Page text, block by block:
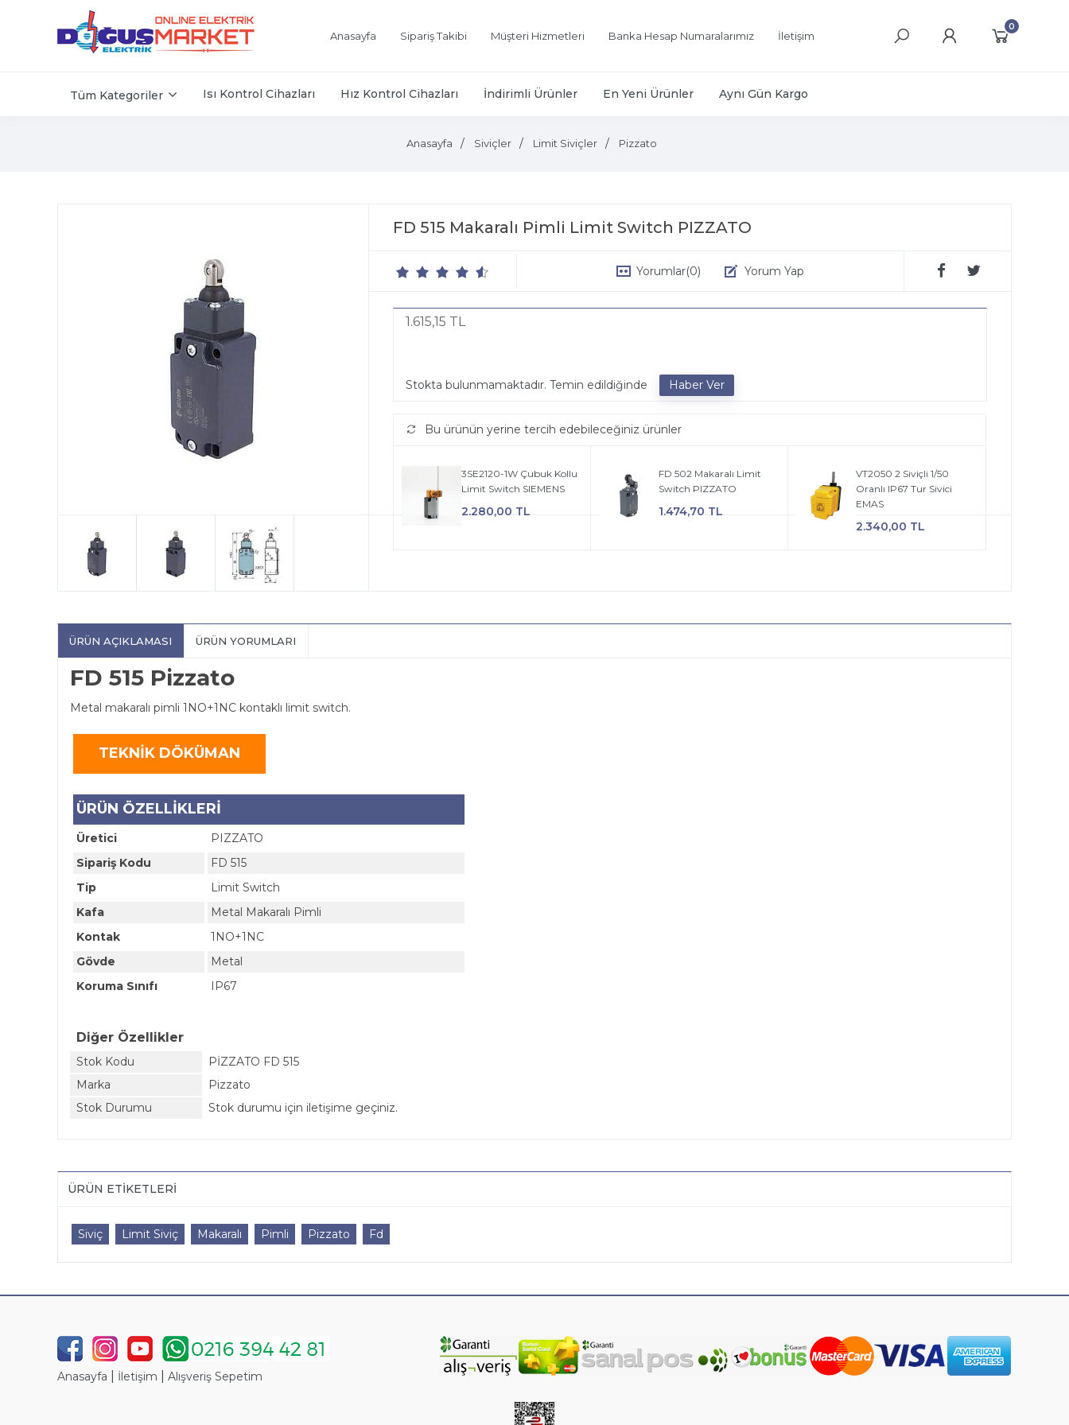
Anasayfa Sipariş Takibi Müşteri Hizmetleri Banka Hesap Numaralarımız İletişim
0
Tüm Kategoriler Isı Kontrol Cihazları Hız Kontrol Cihazları İndirimli Ürünler En Yeni Ürünler Aynı Gün Kargo
Anasayfa Siviçler Limit Siviçler Pizzato
FD 515 Makaralı Pimli Limit Switch PIZZATO
Yorumlar(0) Yorum Yap
1.615,15 TL
Stokta bulunmamaktadır. Temin edildiğinde
Bu ürünün yerine tercih edebileceğiniz ürünler
3SE2120-1W Çubuk Kollu
Limit Switch SIEMENS
2.280,00 TL
FD 502 Makaralı Limit
Switch PIZZATO
1.474,70 TL
VT2050 2 Siviçli 1/50
Oranlı IP67 Tur Sivici
EMAS
2.340,00 TL
ÜRÜN AÇIKLAMASI ÜRÜN YORUMLARI
FD 515 Pizzato
Metal makaralı pimli 1NO+1NC kontaklı limit switch.
TEKNİK DÖKÜMAN
ÜRÜN ÖZELLİKLERİ
Üretici
PIZZATO
Sipariş Kodu
FD 515
Tip
Limit Switch
Kafa
Metal Makaralı Pimli
Kontak
1NO+1NC
Gövde
Metal
Koruma Sınıfı
IP67
Diğer Özellikler
Stok Kodu
PİZZATO FD 515
Marka
Pizzato
Stok Durumu
Stok durumu için iletişime geçiniz.
ÜRÜN ETIKETLERI
Siviç Limit Siviç Makaralı Pimli Pizzato Fd
Anasayfa İletişim Alışveriş Sepetim